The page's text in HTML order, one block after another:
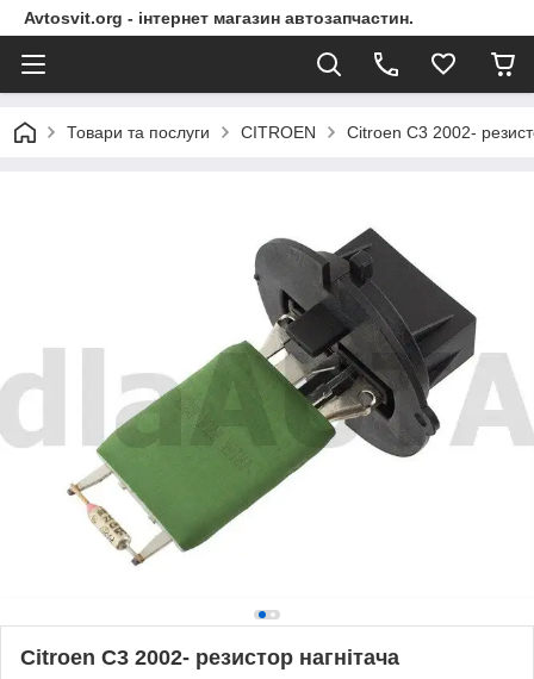
Avtosvit.org - інтернет магазин автозапчастин.
Товари та послуги CITROEN Citroen C3 2002-
Citroen C3 2002- резистор нагнітача